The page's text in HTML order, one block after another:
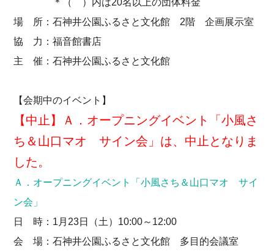
場 所：石神井公園ふるさと文化館 2階 企画展示室
協 力：福音館書店
主 催：石神井公園ふるさと文化館
【会期中のイベント】
【中止】Ａ．オープニングイベント「小風さ
ち＆山口マオ サイン会」は、中止となりま
した。
Ａ．オープニングイベント「小風さち＆山口マオ サイ
ン会」
日 時：1月23日（土）10:00～12:00
会 場：石神井公園ふるさと文化館 多目的会議室